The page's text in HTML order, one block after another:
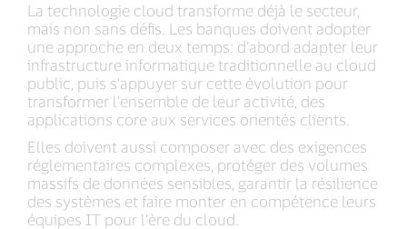
La technologie cloud transforme déjà le secteur,
mais non sans défis. Les banques doivent adopter
une approche en deux temps: d’abord adapter leur
infrastructure informatique traditionnelle au cloud
public, puis s’appuyer sur cette évolution pour
transformer l’ensemble de leur activité, des
applications core aux services orientés clients.
Elles doivent aussi composer avec des exigences
réglementaires complexes, protéger des volumes
massifs de données sensibles, garantir la résilience
des systèmes et faire monter en compétence leurs
équipes IT pour l’ère du cloud.